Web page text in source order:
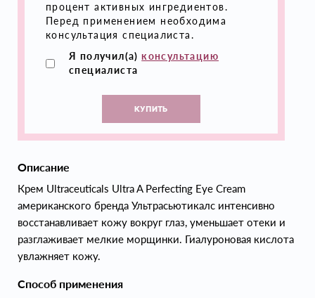
процент активных ингредиентов.
Перед применением необходима
консультация специалиста.
Я получил(а)консультацию
специалиста
КУПИТЬ
Описание
Крем Ultraceuticals Ultra A Perfecting Eye Cream
американского бренда Ультрасьютикалс интенсивно
восстанавливает кожу вокруг глаз, уменьшает отеки и
разглаживает мелкие морщинки. Гиалуроновая кислота
увлажняет кожу.
Способ применения